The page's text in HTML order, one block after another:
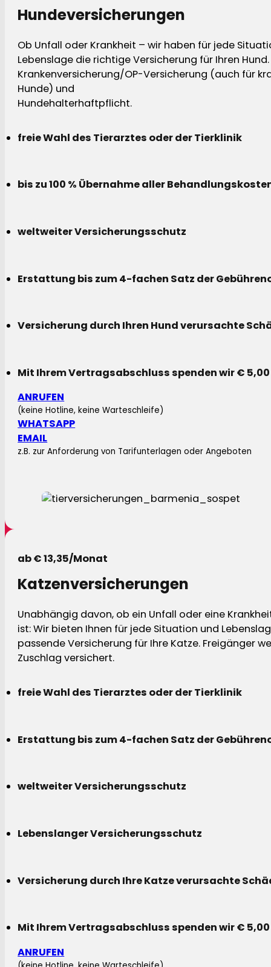
Hundeversicherungen
Ob Unfall oder Krankheit – wir haben für jede
Lebenslage die richtige Versicherung für Ihren Hund.
Krankenversicherung/OP-Versicherung (auch für
Hunde) und
Hundehalterhaftpflicht.
freie Wahl des Tierarztes oder der Tierklinik
bis zu 100 % Übernahme aller
weltweiter Versicherungsschutz
Erstattung bis zum 4-fachen Satz der
Versicherung durch Ihren Hund verursachte
Mit Ihrem Vertragsabschluss spenden wir €
ANRUFEN
(keine Hotline, keine Warteschleife)
WHATSAPP
EMAIL
z.B. zur Anforderung von Tarifunterlagen oder Angeboten
ab € 13,35/Monat
Katzenversicherungen
Unabhängig davon, ob ein Unfall oder eine
ist: Wir bieten Ihnen für jede Situation und
passende Versicherung für Ihre Katze. Freigänger
Zuschlag versichert.
freie Wahl des Tierarztes oder der Tierklinik
Erstattung bis zum 4-fachen Satz der
weltweiter Versicherungsschutz
Lebenslanger Versicherungsschutz
Versicherung durch Ihre Katze verursachte
Mit Ihrem Vertragsabschluss spenden wir €
ANRUFEN